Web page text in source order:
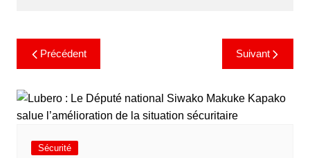
Précédent Suivant
Sécurité